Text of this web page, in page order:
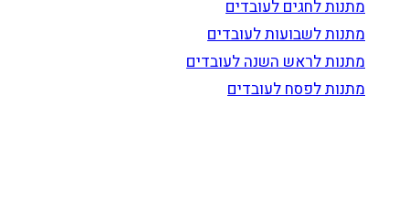
מתנות לחגים לעובדים
מתנות לשבועות לעובדים
מתנות לראש השנה לעובדים
מתנות לפסח לעובדים